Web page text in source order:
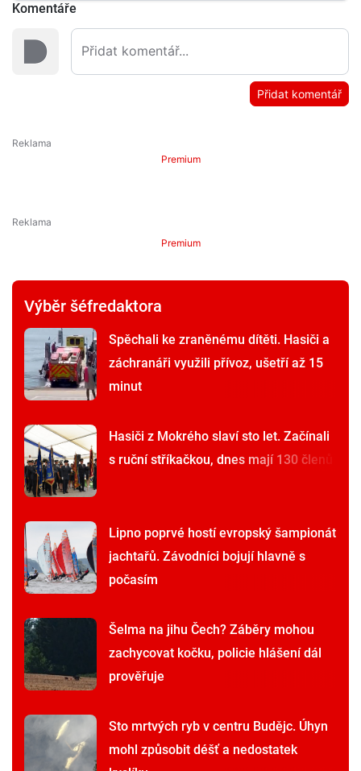
Komentáře
Přidat komentář
Premium
Premium
Výběr šéfredaktora
Spěchali ke zraněnému dítěti. Hasiči a
záchranáři využili přívoz, ušetří až 15
minut
Hasiči z Mokrého slaví sto let. Začínali
s ruční stříkačkou, dnes mají 130 členů
Lipno poprvé hostí evropský šampionát
jachtařů. Závodníci bojují hlavně s
počasím
Šelma na jihu Čech? Záběry mohou
zachycovat kočku, policie hlášení dál
prověřuje
Sto mrtvých ryb v centru Budějc. Úhyn
mohl způsobit déšť a nedostatek